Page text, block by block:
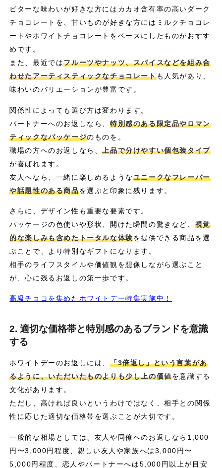
ビターな味わいが好きな方にはカカオ含有率の高いダーク
チョコレートを、甘いものが好きな方にはミルクチョコレ
ートやホワイトチョコレートをベースにしたものがおすす
めです。
また、最近ではフルーツやナッツ、スパイスなどを組み合
わせたアーティスティックなチョコレートも人気があり、
味わいのバリエーションが豊富です。
関係性によっても選び方は変わります。
パートナーへのお返しなら、 特別感のある限定品やロマン
ティックなパッケージのものを。
職場の方へのお返しなら、上品で分けやすい個包装タイプ
が喜ばれます。
友人へなら、一緒に楽しめるようなユニークなフレーバー
や話題性のある商品を選ぶと印象に残ります。
さらに、デザイン性も重要な要素です。
パッケージの色使いや形状、開けた瞬間の驚きなど、 視覚
的な楽しみも含めたトータルな体験を提供できる商品を選
ぶことで、より特別なギフトになります。
相手のライフスタイルや価値観を想像しながら選ぶこと
が、心に残るお返しの第一歩です。
高級チョコを集めたホワイトデー特集実施中！
2. 適切な価格帯と特別感のあるブランドを意識
する
ホワイトデーのお返しには、 「3倍返し」という言葉があ
るように、いただいたものよりも少し上の価値を意識する
文化があります。
ただし、高ければ良いというわけではなく、相手との関係
性に応じた適切な価格帯を選ぶことが大切です。
一般的な相場としては、友人や同僚へのお返しなら1,000
円〜3,000円程度、親しい友人や家族へは3,000円〜
5,000円程度、恋人やパートナーへは5,000円以上が目安